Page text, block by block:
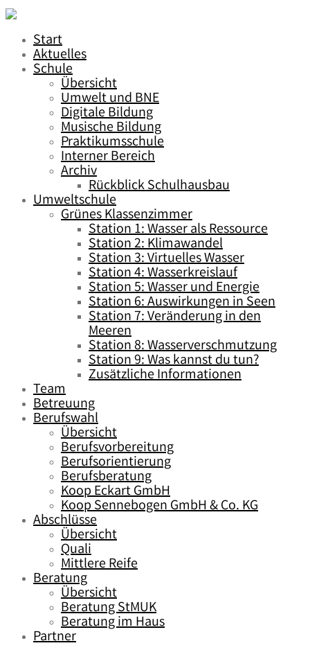
Start
Aktuelles
Schule
Übersicht
Umwelt und BNE
Digitale Bildung
Musische Bildung
Praktikumsschule
Interner Bereich
Archiv
Rückblick Schulhausbau
Umweltschule
Grünes Klassenzimmer
Station 1: Wasser als Ressource
Station 2: Klimawandel
Station 3: Virtuelles Wasser
Station 4: Wasserkreislauf
Station 5: Wasser und Energie
Station 6: Auswirkungen in Seen
Station 7: Veränderung in den
Meeren
Station 8: Wasserverschmutzung
Station 9: Was kannst du tun?
Zusätzliche Informationen
Team
Betreuung
Berufswahl
Übersicht
Berufsvorbereitung
Berufsorientierung
Berufsberatung
Koop Eckart GmbH
Koop Sennebogen GmbH & Co. KG
Abschlüsse
Übersicht
Quali
Mittlere Reife
Beratung
Übersicht
Beratung StMUK
Beratung im Haus
Partner